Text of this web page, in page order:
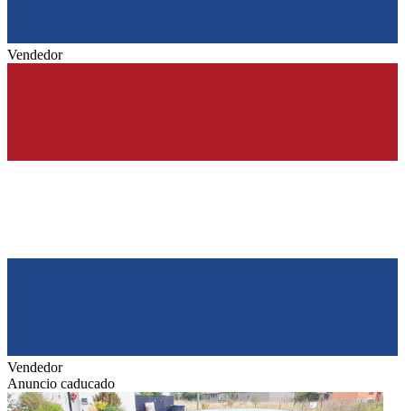
Vendedor
Vendedor
Anuncio caducado